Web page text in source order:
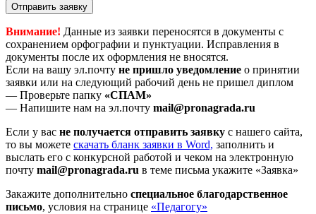
Отправить заявку
Внимание! Данные из заявки переносятся в документы с
сохранением орфографии и пунктуации. Исправления в
документы после их оформления не вносятся.
Если на вашу эл.почту не пришло уведомление о принятии
заявки или на следующий рабочий день не пришел диплом
— Проверьте папку «СПАМ»
— Напишите нам на эл.почту mail@pronagrada.ru
Если у вас не получается отправить заявку с нашего сайта,
то вы можете cкачать бланк заявки в Word, заполнить и
выслать его с конкурсной работой и чеком на электронную
почту mail@pronagrada.ru в теме письма укажите «Заявка»
Закажите дополнительно специальное благодарственное
письмо, условия на странице «Педагогу»